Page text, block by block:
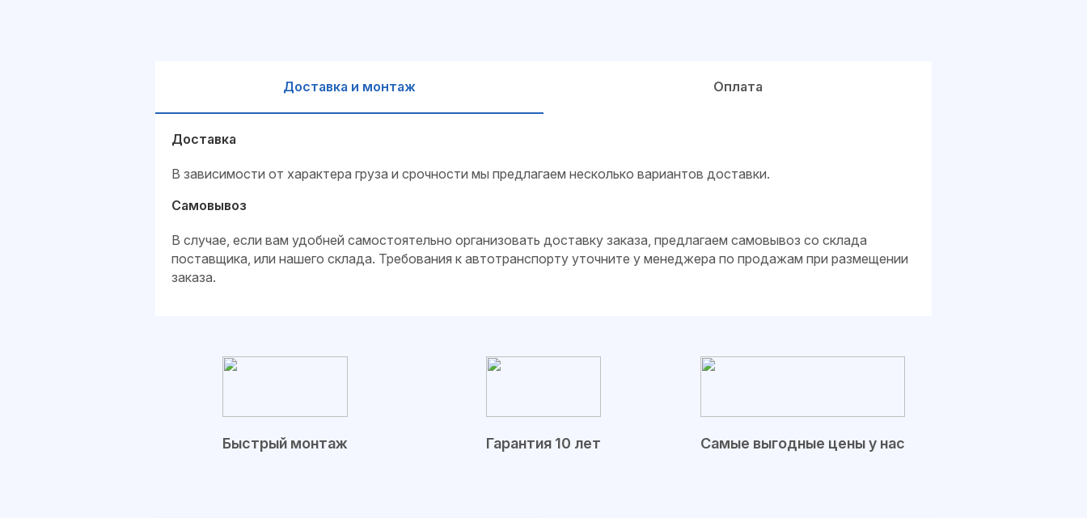
Доставка и монтаж Оплата
Доставка
В зависимости от характера груза и срочности мы предлагаем несколько вариантов доставки.
Самовывоз
В случае, если вам удобней самостоятельно организовать доставку заказа, предлагаем самовывоз со склада
поставщика, или нашего склада. Требования к автотранспорту уточните у менеджера по продажам при размещении
заказа.
Быстрый монтаж Гарантия 10 лет Самые выгодные цены у нас